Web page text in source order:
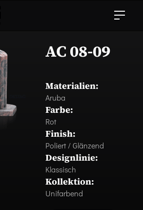
AC 08-09
Materialien:
Aruba
Farbe:
Rot
Finish:
Poliert / Glänzend
Designlinie:
Klassisch
Kollektion:
Unifarbend